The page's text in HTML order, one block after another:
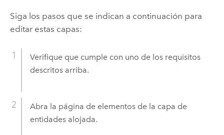
Siga los pasos que se indican a continuación para
editar estas capas:
Verifique que cumple con uno de los requisitos
descritos arriba.
Abra la página de elementos de la capa de
entidades alojada.